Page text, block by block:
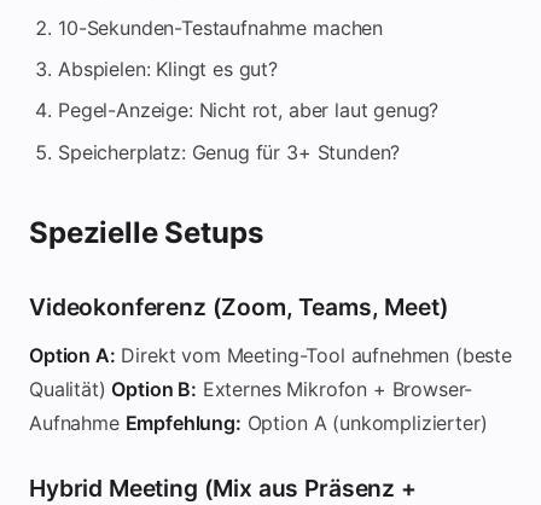
10-Sekunden-Testaufnahme machen
Abspielen: Klingt es gut?
Pegel-Anzeige: Nicht rot, aber laut genug?
Speicherplatz: Genug für 3+ Stunden?
Spezielle Setups
Videokonferenz (Zoom, Teams, Meet)
Option A: Direkt vom Meeting-Tool aufnehmen (beste
Qualität) Option B: Externes Mikrofon + Browser-
Aufnahme Empfehlung: Option A (unkomplizierter)
Hybrid Meeting (Mix aus Präsenz +